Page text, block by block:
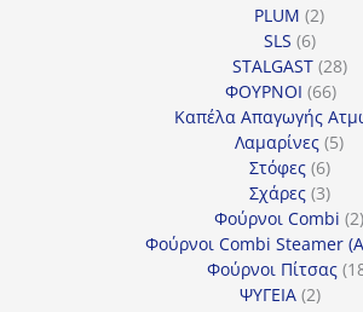
PLUM 22
SLS 66
STALGAST 2828
ΦΟΥΡΝΟΙ 6666
Καπέλα Απαγωγής
Λαμαρίνες 55
Στόφες 66
Σχάρες 33
Φούρνοι Combi 22
Φούρνοι Combi Steamer
Φούρνοι Πίτσας
ΨΥΓΕΙΑ 22